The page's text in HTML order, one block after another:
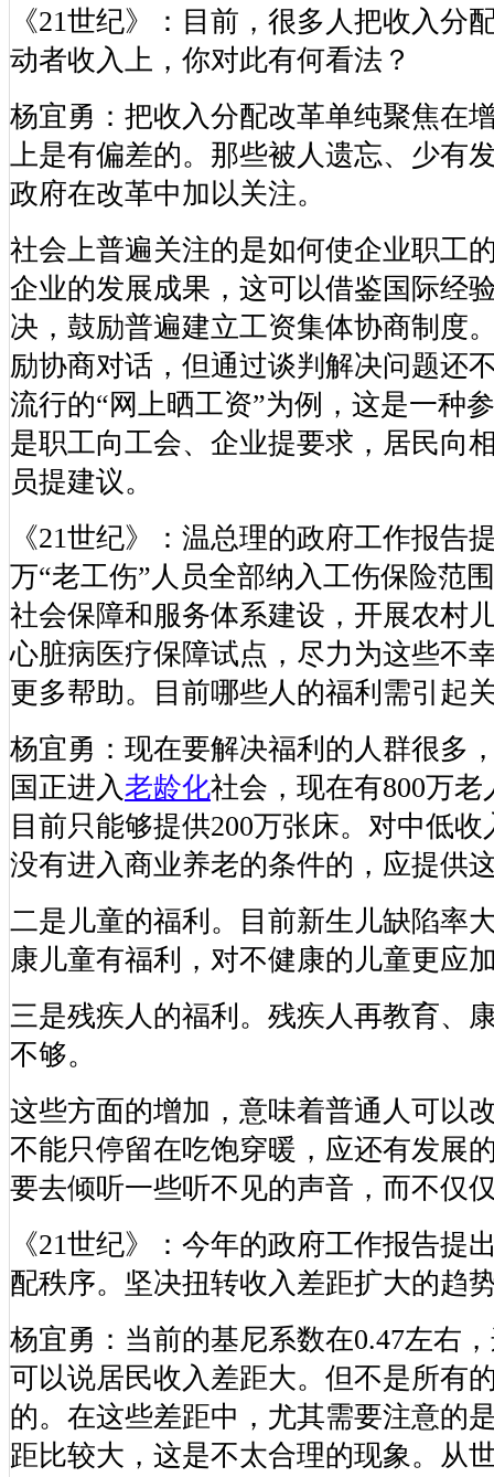
《21世纪》：目前，很多人把收入分
动者收入上，你对此有何看法？
杨宜勇：把收入分配改革单纯聚焦在
上是有偏差的。那些被人遗忘、少有
政府在改革中加以关注。
社会上普遍关注的是如何使企业职工
企业的发展成果，这可以借鉴国际经
决，鼓励普遍建立工资集体协商制度
励协商对话，但通过谈判解决问题还
流行的“网上晒工资”为例，这是一种
是职工向工会、企业提要求，居民向
员提建议。
《21世纪》：温总理的政府工作报告
万“老工伤”人员全部纳入工伤保险范
社会保障和服务体系建设，开展农村
心脏病医疗保障试点，尽力为这些不
更多帮助。目前哪些人的福利需引起
杨宜勇：现在要解决福利的人群很多
国正进入老龄化社会，现在有800万
目前只能够提供200万张床。对中低
没有进入商业养老的条件的，应提供
二是儿童的福利。目前新生儿缺陷率
康儿童有福利，对不健康的儿童更应
三是残疾人的福利。残疾人再教育、
不够。
这些方面的增加，意味着普通人可以
不能只停留在吃饱穿暖，应还有发展
要去倾听一些听不见的声音，而不仅
《21世纪》：今年的政府工作报告提
配秩序。坚决扭转收入差距扩大的趋
杨宜勇：当前的基尼系数在0.47左右
可以说居民收入差距大。但不是所有
的。在这些差距中，尤其需要注意的
距比较大，这是不太合理的现象。从